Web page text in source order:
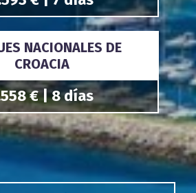
NACIONALES DE
CROACIA
€ | 8 días